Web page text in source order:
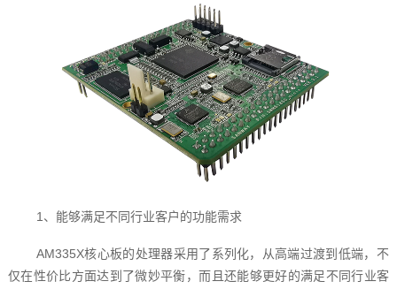
1、能够满足不同行业客户的功能需求
AM335X核心板‍的处理器采用了系列化，从高端过渡到低端，不
仅在性价比方面达到了微妙平衡，而且还能够更好的满足不同行业客